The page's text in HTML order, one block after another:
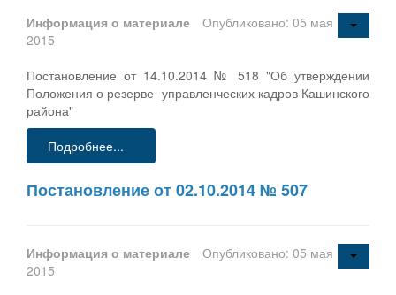
Информация о материале
Опубликовано: 05 мая
2015
Постановление от 14.10.2014 № 518 "Об утверждении
Положения о резерве управленческих кадров Кашинского
района"
Подробнее...
Постановление от 02.10.2014 № 507
Информация о материале
Опубликовано: 05 мая
2015